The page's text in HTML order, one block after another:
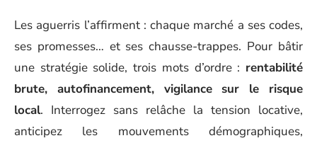
Les aguerris l’affirment : chaque marché a ses codes,
ses promesses… et ses chausse-trappes. Pour bâtir
une stratégie solide, trois mots d’ordre : rentabilité
brute, autofinancement, vigilance sur le risque
local. Interrogez sans relâche la tension locative,
anticipez les mouvements démographiques,